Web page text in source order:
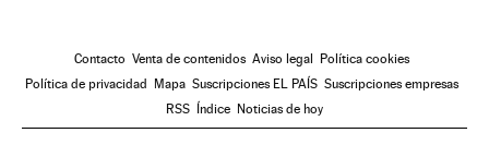
Contacto Venta de contenidos Aviso legal
Política cookies
Política de privacidad
Mapa Suscripciones EL PAÍS Suscripciones empresas
RSS
Índice Noticias de hoy